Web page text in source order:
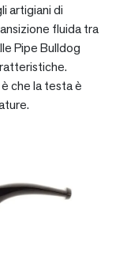
artigiani di
fluida tra
Pipe Bulldog
che la testa è